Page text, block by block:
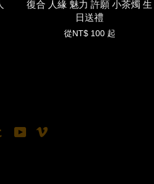
復合 人緣 魅力 許願 小茶燭 生
日送禮
從 NT$ 100 起
Tumblr YouTube